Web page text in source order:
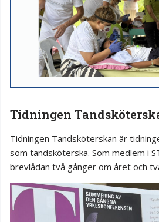
Tidningen
Tidningen Tandsköterskan är
som tandsköterska. Som medlem i
brevlådan två gånger om året och